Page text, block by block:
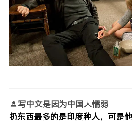
写中文是因为中国人懦弱
扔东西最多的是印度种人，可是他